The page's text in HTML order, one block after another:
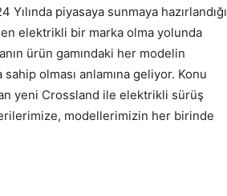
piyasaya sunmaya hazırlandığı
elektrikli bir marka olma yolunda
ürün gamındaki her modelin
olması anlamına geliyor. Konu
yeni Crossland ile elektrikli sürüş
modellerimizin her birinde